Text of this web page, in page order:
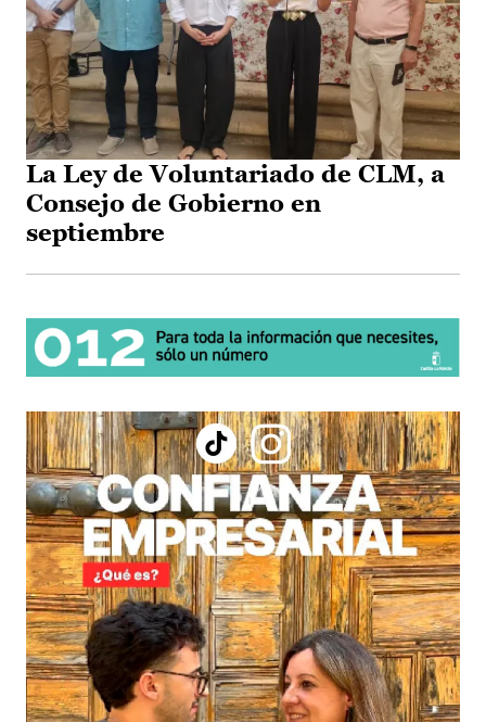
La Ley de Voluntariado de CLM, a
Consejo de Gobierno en
septiembre